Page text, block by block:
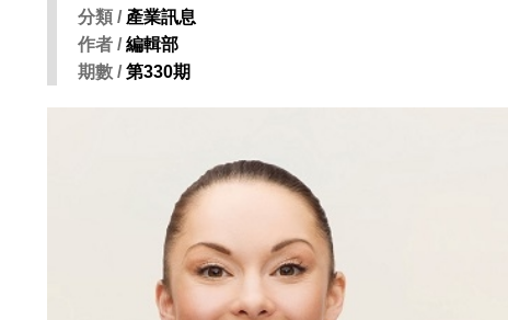
分類 / 產業訊息
作者 /編輯部
期數 /第330期